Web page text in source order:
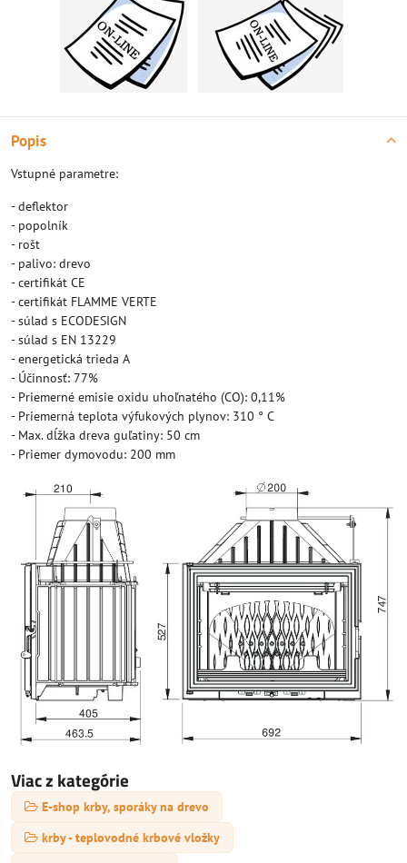
Popis
Vstupné parametre:
- deflektor
- popolník
- rošt
- palivo: drevo
- certifikát CE
- certifikát FLAMME VERTE
- súlad s ECODESIGN
- súlad s EN 13229
- energetická trieda A
- Účinnosť: 77%
- Priemerné emisie oxidu uhoľnatého (CO): 0,11%
- Priemerná teplota výfukových plynov: 310 ° C
- Max. dĺžka dreva guľatiny: 50 cm
- Priemer dymovodu: 200 mm
Viac z kategórie
E-shop krby, sporáky na drevo
krby - teplovodné krbové vložky